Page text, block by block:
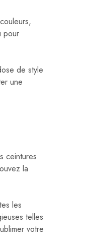
pour
de style
une
ceintures
la
les
telles
votre